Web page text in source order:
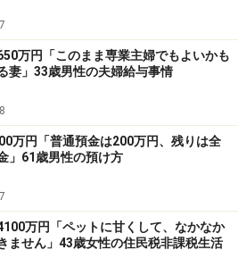
、必ず各金融機関やサービス提供者
。
】
フト券1000円分プレゼント
トやモニター企画に参加が可能に
万円「このまま専業主婦でもよいかも
妻」33歳男性の夫婦給与事情
万円「普通預金は200万円、残りは全
」61歳男性の預け方
万円「ペットに甘くして、なかなか
ません」43歳女性の住民税非課税生活